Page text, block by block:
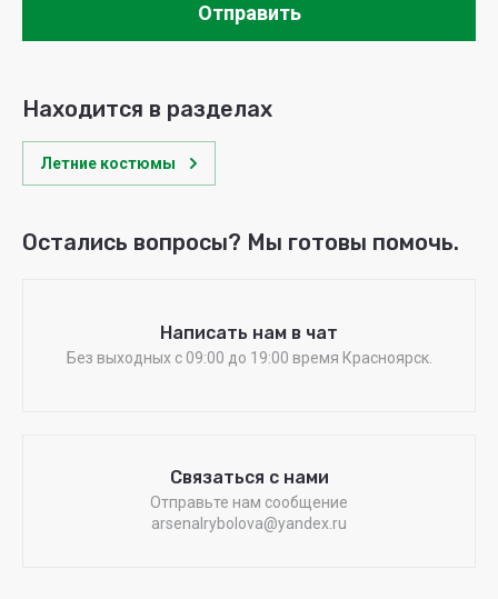
Отправить
Находится в разделах
Летние костюмы
Остались вопросы? Мы готовы помочь.
Написать нам в чат
Без выходных c 09:00 до 19:00 время Красноярск.
Связаться с нами
Отправьте нам сообщение
arsenalrybolova@yandex.ru